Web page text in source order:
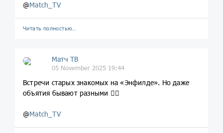
@Match_TV
Читать полностью…
Матч ТВ
05 November 2025 19:44
Встречи старых знакомых на «Энфилде». Но даже
объятия бывают разными 🤷‍♂️
@Match_TV